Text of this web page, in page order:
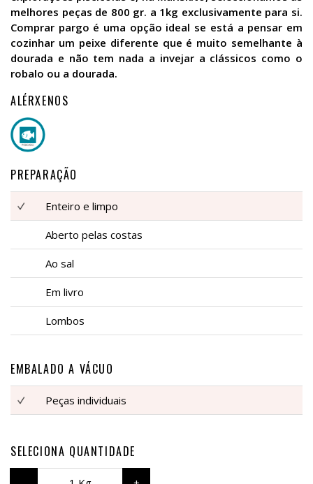
melhores peças de 800 gr. a 1kg exclusivamente para si.
Comprar pargo é uma opção ideal se está a pensar em
cozinhar um peixe diferente que é muito semelhante à
dourada e não tem nada a invejar a clássicos como o
robalo ou a dourada.
ALÉRXENOS
PREPARAÇÃO
Enteiro e limpo
Aberto pelas costas
Ao sal
Em livro
Lombos
EMBALADO A VÁCUO
Peças individuais
SELECIONA QUANTIDADE